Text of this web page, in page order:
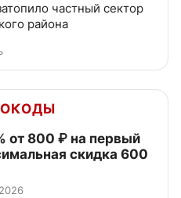
частный сектор
района
от 800 ₽ на первый
скидка 600